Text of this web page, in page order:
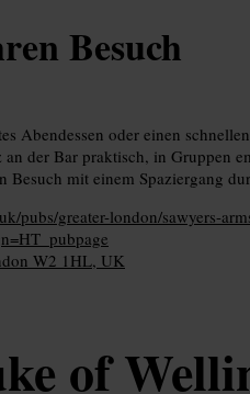
Besuch
Abendessen oder einen
der Bar praktisch, in Gruppen
Besuch mit einem Spaziergang
pubs/greater-london/sawyers-
W2 1HL, UK
of